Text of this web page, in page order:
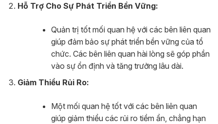
Hỗ Trợ Cho Sự Phát Triển Bền Vững:
Quản trị tốt mối quan hệ với các bên liên quan
giúp đảm bảo sự phát triển bền vững của tổ
chức. Các bên liên quan hài lòng sẽ góp phần
vào sự ổn định và tăng trưởng lâu dài.
Giảm Thiểu Rủi Ro:
Một mối quan hệ tốt với các bên liên quan
giúp giảm thiểu các rủi ro tiềm ẩn, chẳng hạn